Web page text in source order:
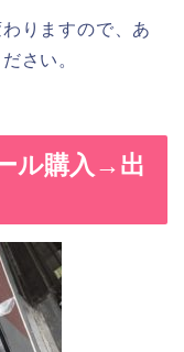
りますので、あ
さい。
ル購入→出